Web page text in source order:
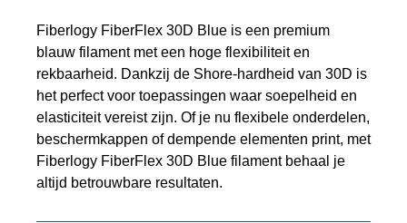
Fiberlogy FiberFlex 30D Blue is een premium
blauw filament met een hoge flexibiliteit en
rekbaarheid. Dankzij de Shore-hardheid van 30D is
het perfect voor toepassingen waar soepelheid en
elasticiteit vereist zijn. Of je nu flexibele onderdelen,
beschermkappen of dempende elementen print, met
Fiberlogy FiberFlex 30D Blue filament behaal je
altijd betrouwbare resultaten.